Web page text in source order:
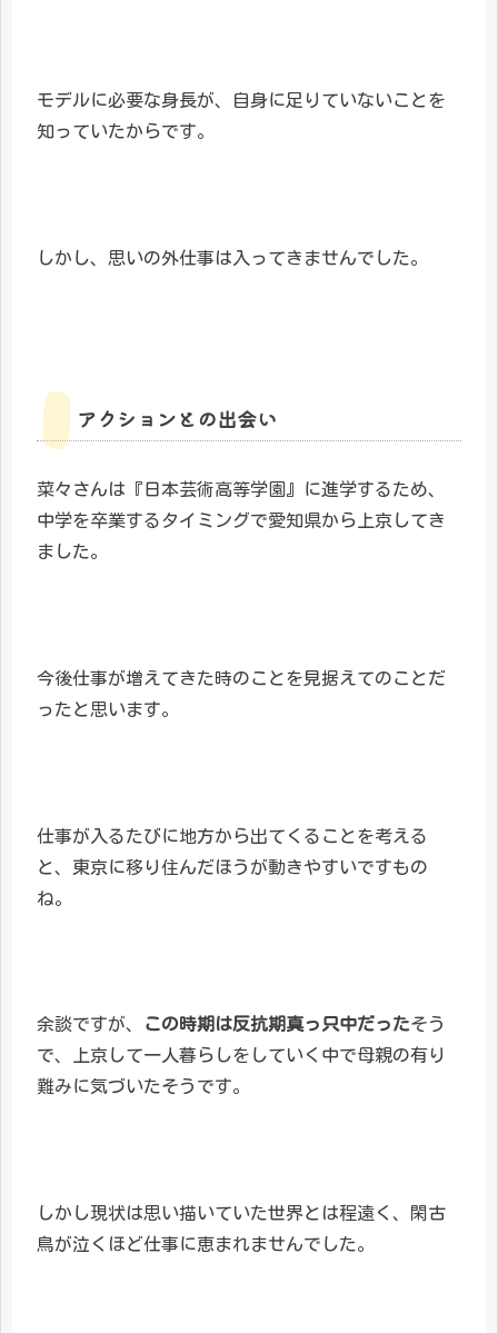
モデルに必要な身長が、自身に足りていないことを
知っていたからです。
しかし、思いの外仕事は入ってきませんでした。
アクションとの出会い
菜々さんは『日本芸術高等学園』に進学するため、
中学を卒業するタイミングで愛知県から上京してき
ました。
今後仕事が増えてきた時のことを見据えてのことだ
ったと思います。
仕事が入るたびに地方から出てくることを考える
と、東京に移り住んだほうが動きやすいですもの
ね。
余談ですが、 この時期は反抗期真っ只中だったそう
で、上京して一人暮らしをしていく中で母親の有り
難みに気づいたそうです。
しかし現状は思い描いていた世界とは程遠く、閑古
鳥が泣くほど仕事に恵まれませんでした。